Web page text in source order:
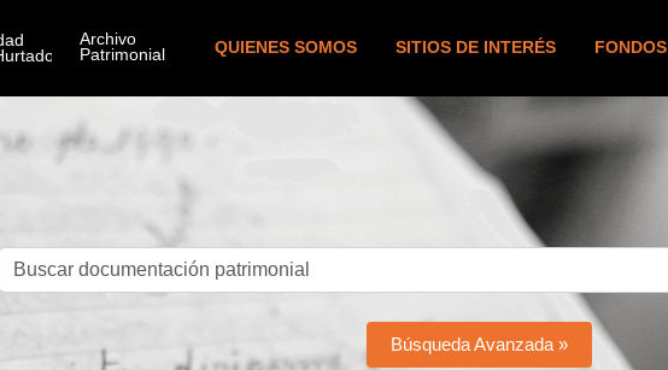
QUIENES SOMOS SITIOS DE INTERÉS FONDOS
Búsqueda Avanzada »